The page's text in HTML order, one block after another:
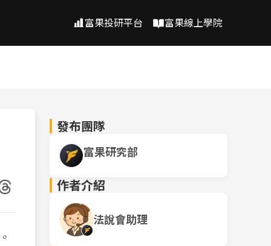
富果投研平台 富果線上學院
發布團隊
富果研究部
作者介紹
法說會助理